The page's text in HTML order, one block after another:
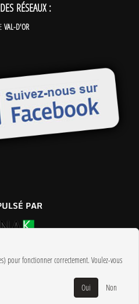
RÉSEAUX :
VAL-D'OR
PAR
Catégories•
Plan du
pour fonctionner correctement. Voulez-vous
Oui
Non